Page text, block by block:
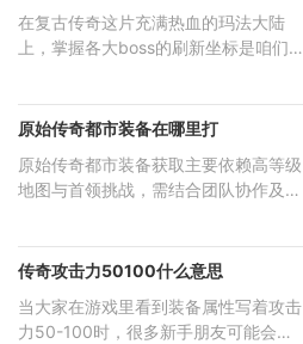
在复古传奇这片充满热血的玛法大陆
上，掌握各大boss的刷新坐标是咱们
原始传奇都市装备在哪里打
原始传奇都市装备获取主要依赖高等级
地图与首领挑战，需结合团队协作及资
传奇攻击力50100什么意思
当大家在游戏里看到装备属性写着攻击
力50-100时，很多新手朋友可能会感